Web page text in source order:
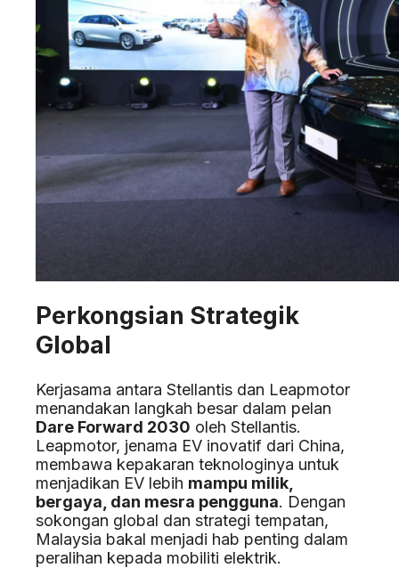
Perkongsian Strategik
Global
Kerjasama antara Stellantis dan Leapmotor
menandakan langkah besar dalam pelan
Dare Forward 2030 oleh Stellantis.
Leapmotor, jenama EV inovatif dari China,
membawa kepakaran teknologinya untuk
menjadikan EV lebih mampu milik,
bergaya, dan mesra pengguna. Dengan
sokongan global dan strategi tempatan,
Malaysia bakal menjadi hab penting dalam
peralihan kepada mobiliti elektrik.